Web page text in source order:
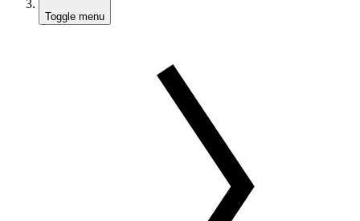
Toggle menu